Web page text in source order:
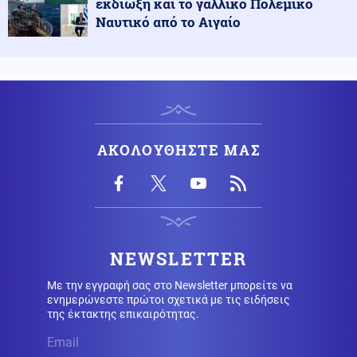
αιτήσεις
Marfin: Πώς η τεχνητή νοημοσύνη οδήγησε στη
07.08.2026 - 07:16
η θερμοκρασία
Εκκλησία 07.08.2026 - 07:05
Εορτολόγιο: Ποιοι γιορτάζουν σήμερα 7 Αυγούστου
εκδίωξη και το γαλλικό Πολεμικό
Ναυτικό από το Αιγαίο
ΑΚΟΛΟΥΘΗΣΤΕ ΜΑΣ
NEWSLETTER
Με την εγγραφή σας στο Newsletter μπορείτε να
ενημερώνεστε πρώτοι σχετικά με τις ειδήσεις
της έκτακτης επικαιρότητας.